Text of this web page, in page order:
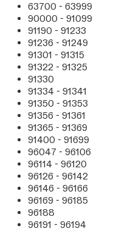
63700 - 63999
90000 - 91099
91190 - 91233
91236 - 91249
91301 - 91315
91322 - 91325
91330
91334 - 91341
91350 - 91353
91356 - 91361
91365 - 91369
91400 - 91699
96047 - 96106
96114 - 96120
96126 - 96142
96146 - 96166
96169 - 96185
96188
96191 - 96194